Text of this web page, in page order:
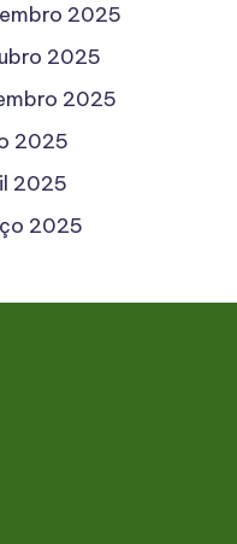
2025
2025
2025
2025
2025
2025